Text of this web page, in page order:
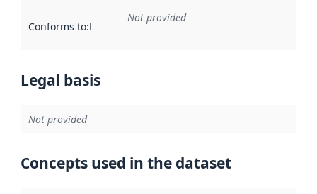
Conforms to:Reference to an implementation rule or other
Not provided
Legal basis
Not provided
Concepts used in the dataset